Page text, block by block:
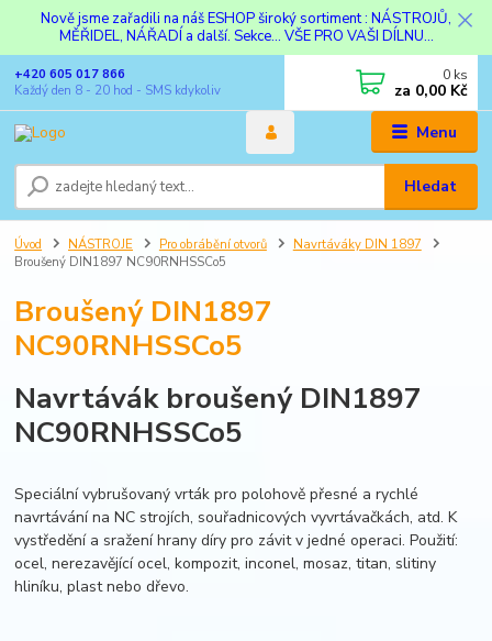
Nově jsme zařadili na náš ESHOP široký sortiment : NÁSTROJŮ,
MĚŘIDEL, NÁŘADÍ a další. Sekce... VŠE PRO VAŠI DÍLNU...
Menu
Hledat
+420 605 017 866
Každý den 8 - 20 hod - SMS kdykoliv
0 ks
za 0,00 Kč
Úvod NÁSTROJE Pro obrábění otvorů
Navrtáváky DIN 1897
Broušený DIN1897 NC90RNHSSCo5
Broušený DIN1897
NC90RNHSSCo5
Navrtávák broušený DIN1897
NC90RNHSSCo5
Speciální vybrušovaný vrták pro polohově přesné a rychlé
navrtávání na NC strojích, souřadnicových vyvrtávačkách, atd. K
vystředění a sražení hrany díry pro závit v jedné operaci. Použití:
ocel, nerezavějící ocel, kompozit, inconel, mosaz, titan, slitiny
hliníku, plast nebo dřevo.